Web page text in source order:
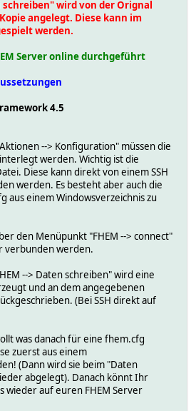
schreiben" wird von der Orignal
angelegt. Diese kann im
werden.
Server online durchgeführt
4.5
--> Konfiguration" müssen die
werden. Wichtig ist die
Diese kann direkt von einem SSH
werden. Es besteht aber auch die
aus einem Windowsverzeichnis zu
den Menüpunkt "FHEM --> connect"
verbunden werden.
--> Daten schreiben" wird eine
und an dem angegebenen
(Bei SSH direkt auf
was danach für eine fhem.cfg
zuerst aus einem
(Dann wird sie beim "Daten
abgelegt). Danach könnt Ihr
wieder auf euren FHEM Server